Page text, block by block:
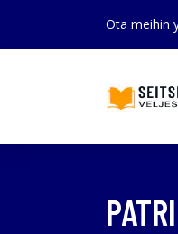
Ota meihin